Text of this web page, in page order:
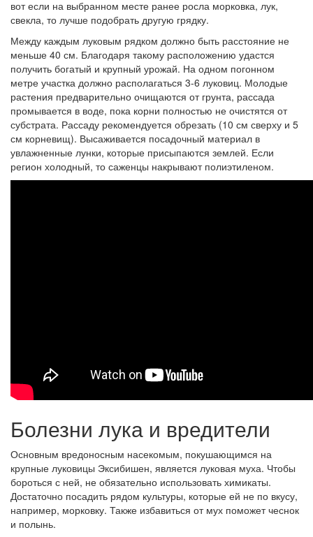
вот если на выбранном месте ранее росла морковка, лук,
свекла, то лучше подобрать другую грядку.
Между каждым луковым рядком должно быть расстояние не
меньше 40 см. Благодаря такому расположению удастся
получить богатый и крупный урожай. На одном погонном
метре участка должно располагаться 3-6 луковиц. Молодые
растения предварительно очищаются от грунта, рассада
промывается в воде, пока корни полностью не очистятся от
субстрата. Рассаду рекомендуется обрезать (10 см сверху и 5
см корневищ). Высаживается посадочный материал в
увлажненные лунки, которые присыпаются землей. Если
регион холодный, то саженцы накрывают полиэтиленом.
Болезни лука и вредители
Основным вредоносным насекомым, покушающимся на
крупные луковицы Эксибишен, является луковая муха. Чтобы
бороться с ней, не обязательно использовать химикаты.
Достаточно посадить рядом культуры, которые ей не по вкусу,
например, морковку. Также избавиться от мух поможет чеснок
и полынь.